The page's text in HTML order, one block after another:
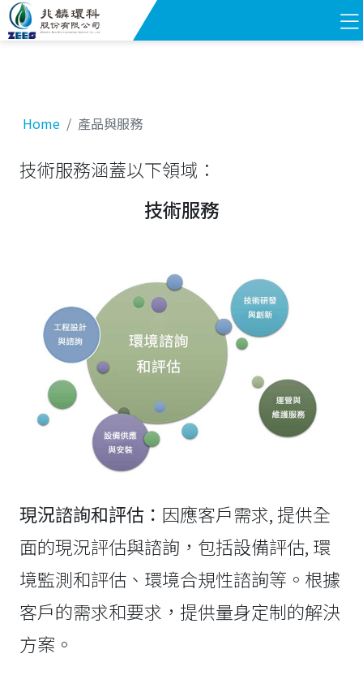
Home 產品與服務
技術服務涵蓋以下領域：
技術服務
現況諮詢和評估： 因應客戶需求, 提供全
面的現況評估與諮詢，包括設備評估, 環
境監測和評估、環境合規性諮詢等。根據
客戶的需求和要求，提供量身定制的解決
方案。